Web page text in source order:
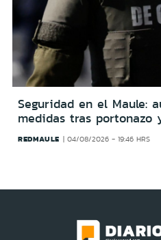
Seguridad en el Maule:
medidas tras portonazo
REDMAULE 04/08/2026 - 19:46 HRS